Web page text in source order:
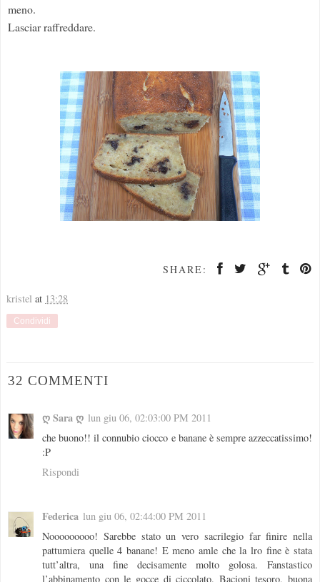
meno.
Lasciar raffreddare.
SHARE:
kristel at 13:28
Condividi
32 COMMENTI
ღ Sara ღ lun giu 06, 02:03:00 PM 2011
che buono!! il connubio ciocco e banane è sempre azzeccatissimo!
:P
Rispondi
Federica lun giu 06, 02:44:00 PM 2011
Nooooooooo! Sarebbe stato un vero sacrilegio far finire nella
pattumiera quelle 4 banane! E meno amle che la lro fine è stata
tutt’altra, una fine decisamente molto golosa. Fanstastico
l’abbinamento con le gocce di ciccolato. Bacioni tesoro, buona